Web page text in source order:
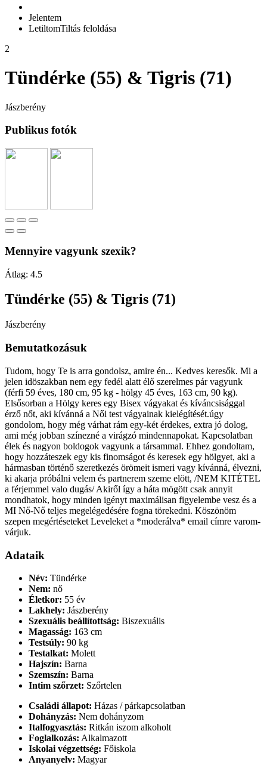
Jelentem
LetiltomTiltás feloldása
2
Tündérke (55) & Tigris (71)
Jászberény
Publikus fotók
Mennyire vagyunk szexik?
Átlag: 4.5
Tündérke (55) & Tigris (71)
Jászberény
Bemutatkozásuk
Tudom, hogy Te is arra gondolsz, amire én... Kedves keresők. Mi a
jelen idöszakban nem egy fedél alatt élő szerelmes pár vagyunk
(férfi 59 éves, 180 cm, 95 kg - hölgy 45 éves, 163 cm, 90 kg).
Elsősorban a Hölgy keres egy Bisex vágyakat és kíváncsisággal
érző nőt, aki kívánná a Női test vágyainak kielégítését.úgy
gondolom, hogy még várhat rám egy-két érdekes, extra jó dolog,
ami még jobban színezné a virágzó mindennapokat. Kapcsolatban
élek és nagyon boldogok vagyunk a társammal. Ehhez gondoltam,
hogy hozzáteszek egy kis finomságot és keresek egy hölgyet, aki a
hármasban történő szeretkezés örömeit ismeri vagy kívánná, élvezni,
ki akarja próbálni velem és partnerem szeme elött, /NEM KITÉTEL
a férjemmel valo dugás/ Akiről így a háta mögött csak annyit
mondhatok, hogy minden igényt maximálisan figyelembe vesz és a
MI Nő-Nő teljes megelégedésére fogna törekedni. Köszönöm
szepen megértéseteket Leveleket a *moderálva* email címre varom-
várjuk.
Adataik
Név: Tündérke
Nem: nő
Életkor: 55 év
Lakhely: Jászberény
Szexuális beállítottság: Biszexuális
Magasság: 163 cm
Testsúly: 90 kg
Testalkat: Molett
Hajszín: Barna
Szemszín: Barna
Intim szőrzet: Szőrtelen
Családi állapot: Házas / párkapcsolatban
Dohányzás: Nem dohányzom
Italfogyasztás: Ritkán iszom alkoholt
Foglalkozás: Alkalmazott
Iskolai végzettség: Főiskola
Anyanyelv: Magyar